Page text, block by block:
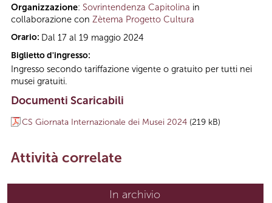
Organizzazione: Sovrintendenza Capitolina in
collaborazione con Zètema Progetto Cultura
Orario: Dal 17 al 19 maggio 2024
Biglietto d'ingresso:
Ingresso secondo tariffazione vigente o gratuito per tutti nei
musei gratuiti.
Documenti Scaricabili
CS Giornata Internazionale dei Musei 2024 (219 kB)
Attività correlate
In archivio